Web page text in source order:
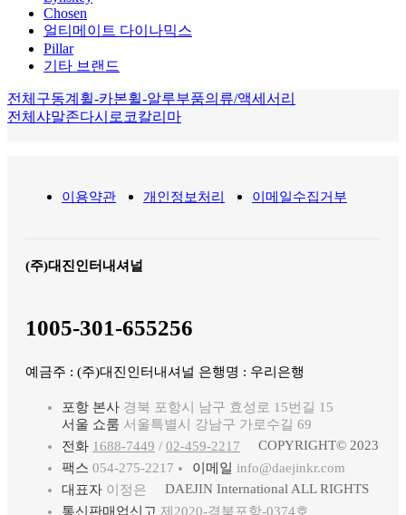
Chosen
얼티메이트 다이나믹스
Pillar
기타 브랜드
전체 구동계 휠-카본휠-알루부품의류/액세서리
전체 샤말존다시로코칼리마
이용약관 개인정보처리 이메일수집거부
(주)대진인터내셔널
1005-301-655256
예금주 : (주)대진인터내셔널 은행명 : 우리은행
포항 본사 경북 포항시 남구 효성로 15번길 15
서울 쇼룸 서울특별시 강남구 가로수길 69
전화 1688-7449 / 02-459-2217
팩스 054-275-2217 이메일 info@daejinkr.com
대표자 이정은
통신판매업신고 제2020-경북포항-0374호
COPYRIGHT© 2023
DAEJIN International ALL RIGHTS